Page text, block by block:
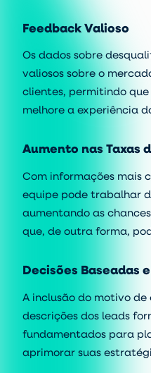
Feedback Valioso
Os dados sobre
valiosos sobre o
clientes, permitindo
melhore a experiência
Aumento nas Taxas
Com informações mais
equipe pode trabalhar
aumentando as
que, de outra forma,
Decisões Baseadas
A inclusão do motivo
descrições dos leads
fundamentados para
aprimorar suas